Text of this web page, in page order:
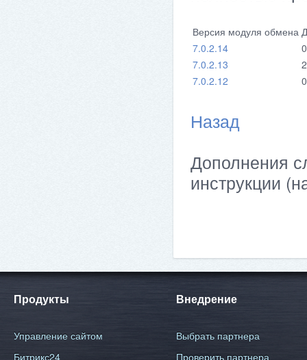
Версия модуля обмена
7.0.2.14
7.0.2.13
7.0.2.12
Назад
Дополнения
инструкции
Продукты
Управление сайтом
Битрикс24
Внедрение
Выбрать партнера
Проверить партнера